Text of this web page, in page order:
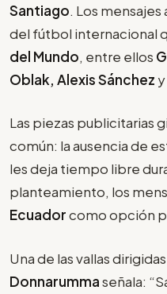
Santiago. Los
del fútbol internacional
del Mundo, entre ellos
Oblak, Alexis Sánchez y
Las piezas publicitarias
común: la ausencia de
les deja tiempo libre
planteamiento, los
Ecuadorcomo opción
Una de las vallas
Donnarummaseñala: